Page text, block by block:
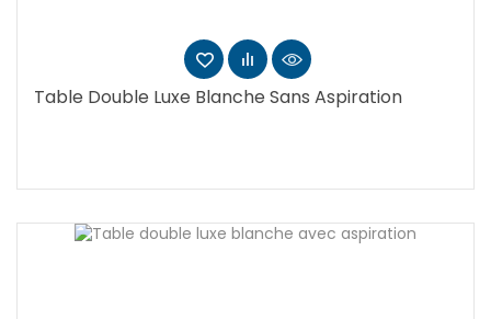
Table Double Luxe Blanche Sans Aspiration